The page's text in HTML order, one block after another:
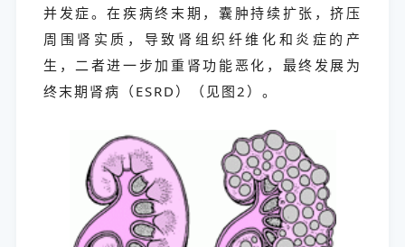
并发症。在疾病终末期，囊肿持续扩张，挤压
周围肾实质，导致肾组织纤维化和炎症的产
生，二者进一步加重肾功能恶化，最终发展为
终末期肾病（ESRD）（见图2）。